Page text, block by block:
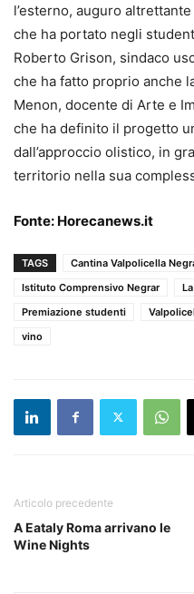
l’esterno, auguro
che ha portato negli
Roberto Grison, sindaco
che ha fatto proprio anche
Menon, docente di Arte e
che ha definito il progetto
dall’approccio olistico, in
territorio nella sua
Fonte: Horecanews.it
TAGS Cantina Valpolicella
Istituto Comprensivo Negrar
Premiazione studenti
vino
Articolo precedente
A Eataly Roma arrivano le
Wine Nights